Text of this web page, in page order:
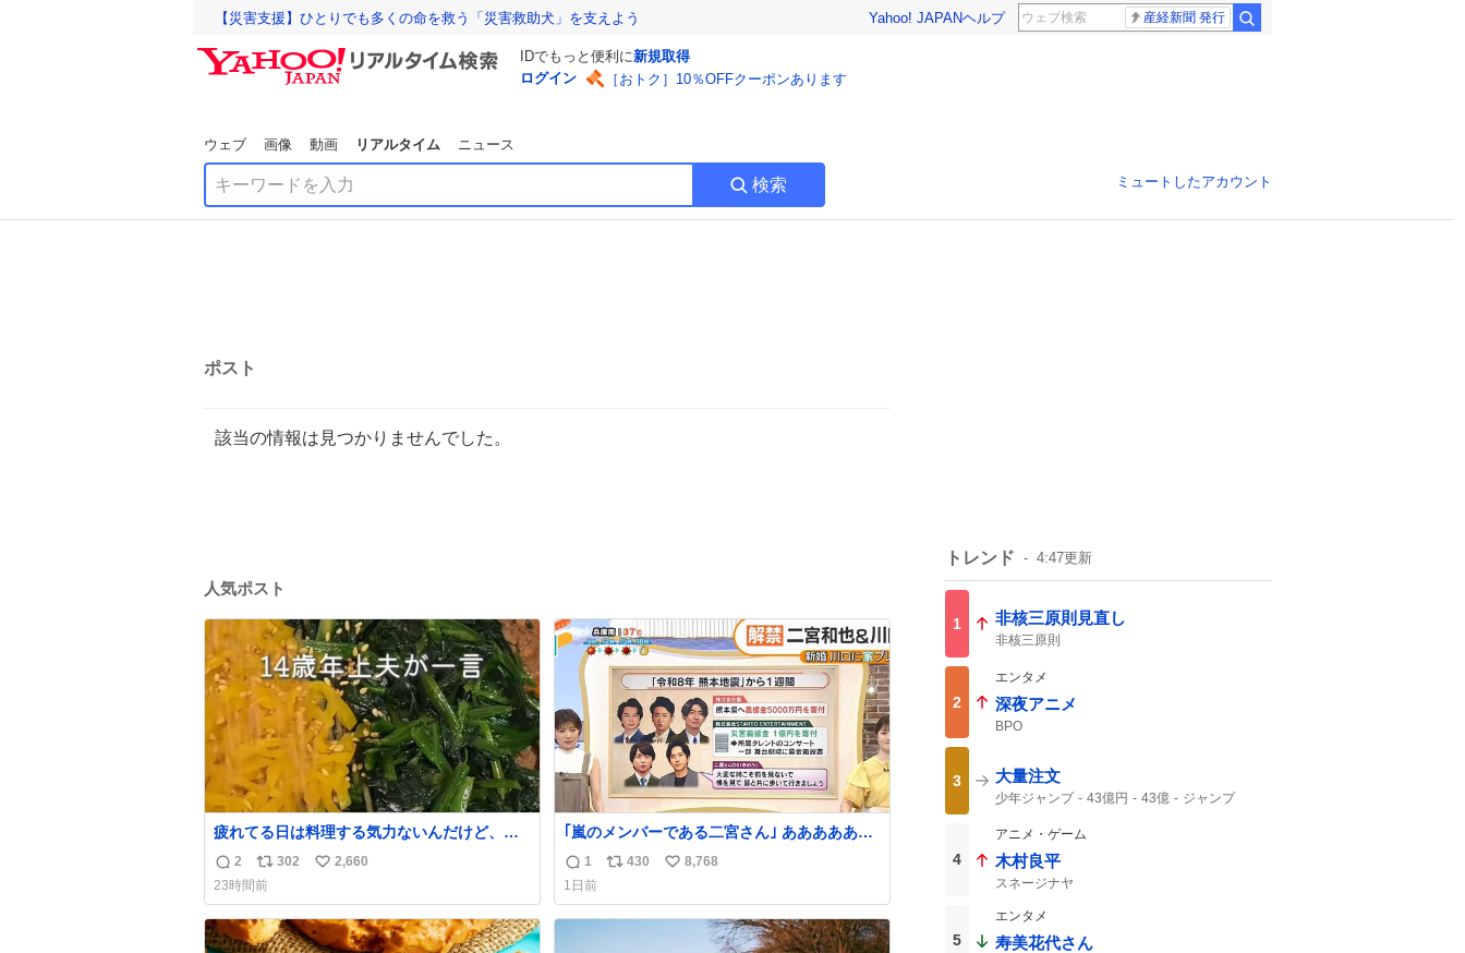
【災害支援】ひとりでも多くの命を救う「災害救助犬」を支えよう Yahoo! JAPANヘルプ 産経新聞 発行
IDでもっと便利に新規取得
ログイン
［おトク］10％OFFクーポンあります
ウェブ 画像 動画 リアルタイム ニュース
検索 ミュートしたアカウント
ポスト
該当の情報は見つかりませんでした。
人気ポスト
疲れてる日は料理する気力ないんだけど、こ
れは炊飯器におまかせするだけだから「これ
なら作れる！」ってなった。
返
信
数
2
リ
ポ
ス
ト
302
い
ね
数
2,660
23時間前
｢嵐のメンバーである二宮さん｣ ああああああ
泣いた、、
返
信
数
1
リ
ス
430
い
ね
8,768
1日前
トレンド 4:47更新
1 非核三原則見直し
非核三原則
2
エンタメ
深夜アニメ
BPO
3 大量注文
少年ジャンプ 43億円 43億
ジャンプ
4
アニメ・ゲーム
木村良平
スネージナヤ
5
エンタメ
寿美花代さん